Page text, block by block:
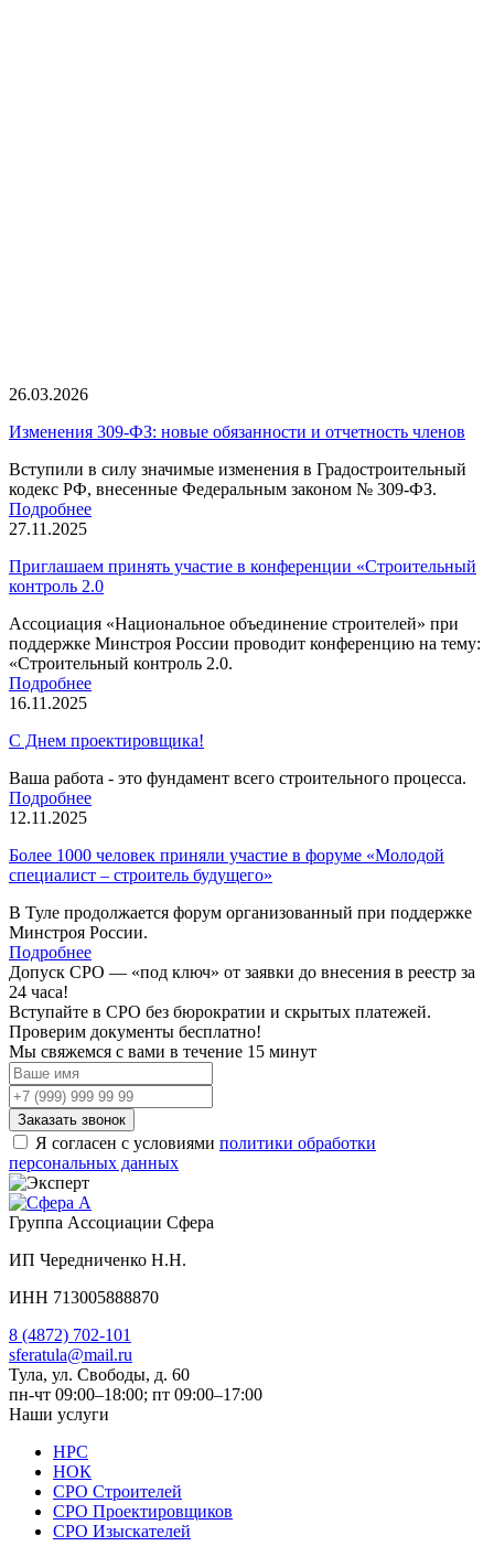
26.03.2026
Изменения 309-ФЗ: новые обязанности и отчетность членов
Вступили в силу значимые изменения в Градостроительный
кодекс РФ, внесенные Федеральным законом № 309-ФЗ.
Подробнее
27.11.2025
Приглашаем принять участие в конференции «Строительный
контроль 2.0
Ассоциация «Национальное объединение строителей» при
поддержке Минстроя России проводит конференцию на тему:
«Строительный контроль 2.0.
Подробнее
16.11.2025
С Днем проектировщика!
Ваша работа - это фундамент всего строительного процесса.
Подробнее
12.11.2025
Более 1000 человек приняли участие в форуме «Молодой
специалист – строитель будущего»
В Туле продолжается форум организованный при поддержке
Минстроя России.
Подробнее
Допуск СРО — «под ключ» от заявки до внесения в реестр за
24 часа!
Вступайте в СРО без бюрократии и скрытых платежей.
Проверим документы бесплатно!
Мы свяжемся с вами в течение 15 минут
Заказать звонок
Я согласен с условиями политики обработки
персональных данных
Группа Ассоциации Сфера
ИП Чередниченко Н.Н.
ИНН 713005888870
8 (4872) 702-101
sferatula@mail.ru
Тула, ул. Свободы, д. 60
пн-чт 09:00–18:00; пт 09:00–17:00
Наши услуги
НРС
НОК
СРО Строителей
СРО Проектировщиков
СРО Изыскателей